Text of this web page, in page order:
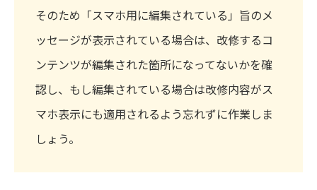
そのため「スマホ用に編集されている」旨のメ
ッセージが表示されている場合は、改修するコ
ンテンツが編集された箇所になってないかを確
認し、もし編集されている場合は改修内容がス
マホ表示にも適用されるよう忘れずに作業しま
しょう。